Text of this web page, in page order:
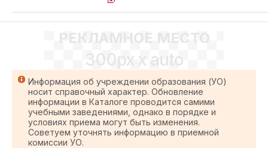
РЕКЛАМНОЕ МЕСТО
300px x auto
Информация об учреждении образования (УО)
носит справочный характер. Обновление
информации в Каталоге проводится самими
учебными заведениями, однако в порядке и
условиях приема могут быть изменения.
Советуем уточнять информацию в приемной
комиссии УО.